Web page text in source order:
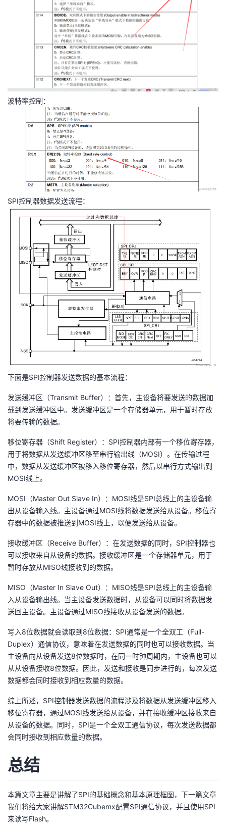
波特率控制：
SPI控制器数据发送流程：
下面是SPI控制器发送数据的基本流程：
发送缓冲区（Transmit Buffer）：首先，主设备将要发送的数据加
载到发送缓冲区中。发送缓冲区是一个存储器单元，用于暂时存放
将要传输的数据。
移位寄存器（Shift Register）：SPI控制器内部有一个移位寄存器，
用于将数据从发送缓冲区移至串行输出线（MOSI）。在传输过程
中，数据从发送缓冲区被移入移位寄存器，然后以串行方式输出到
MOSI线上。
MOSI（Master Out Slave In）：MOSI线是SPI总线上的主设备输
出从设备输入线。主设备通过MOSI线将数据发送给从设备。移位寄
存器中的数据被推送到MOSI线上，以便发送给从设备。
接收缓冲区（Receive Buffer）：在发送数据的同时，SPI控制器也
可以接收来自从设备的数据。接收缓冲区是一个存储器单元，用于
暂时存放从MISO线接收到的数据。
MISO（Master In Slave Out）：MISO线是SPI总线上的主设备输
入从设备输出线。当主设备发送数据时，从设备可以同时将数据发
送回主设备。主设备通过MISO线接收从设备发送的数据。
写入8位数据就会读取到8位数据：SPI通常是一个全双工（Full-
Duplex）通信协议，意味着在发送数据的同时也可以接收数据。当
主设备向从设备发送8位数据时，在同一时钟周期内，主设备也可以
从从设备接收8位数据。因此，发送和接收是同步进行的，每次发送
数据都会同时接收到相应数量的数据。
综上所述，SPI控制器发送数据的流程涉及将数据从发送缓冲区移入
移位寄存器，通过MOSI线发送给从设备，并在接收缓冲区接收来自
从设备的数据。同时，SPI是一个全双工通信协议，每次发送数据都
会同时接收到相应数量的数据。
总结
本篇文章主要是讲解了SPI的基础概念和基本原理框图，下一篇文章
我们将给大家讲解STM32Cubemx配置SPI通信协议，并且使用SPI
来读写Flash。